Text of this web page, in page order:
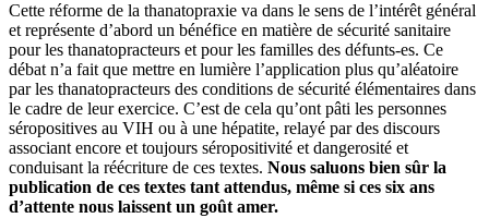
Cette réforme de la thanatopraxie va dans le sens de l’intérêt général
et représente d’abord un bénéfice en matière de sécurité sanitaire
pour les thanatopracteurs et pour les familles des défunts-es. Ce
débat n’a fait que mettre en lumière l’application plus qu’aléatoire
par les thanatopracteurs des conditions de sécurité élémentaires dans
le cadre de leur exercice. C’est de cela qu’ont pâti les personnes
séropositives au VIH ou à une hépatite, relayé par des discours
associant encore et toujours séropositivité et dangerosité et
conduisant la réécriture de ces textes. Nous saluons bien sûr la
publication de ces textes tant attendus, même si ces six ans
d’attente nous laissent un goût amer.